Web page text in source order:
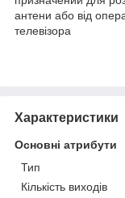
антени або від
телевізора
Характеристики
Основні атрибути
Тип
Кількість виходів